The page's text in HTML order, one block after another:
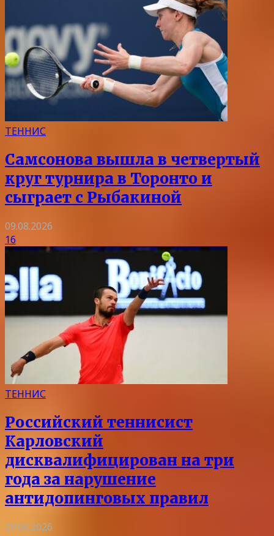
ТЕННИС
Самсонова вышла в четвертый
круг турнира в Торонто и
сыграет с Рыбакиной
09.08.2026
16
ТЕННИС
Российский теннисист
Карловский
дисквалифицирован на три
года за нарушение
антидопинговых правил
09.08.2026